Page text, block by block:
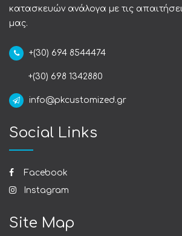
κατασκευών ανάλογα με τις
μας.
+(30) 694 8544474
+(30) 698 1342880
info@pkcustomized.gr
Social Links
Facebook
Instagram
Site Map